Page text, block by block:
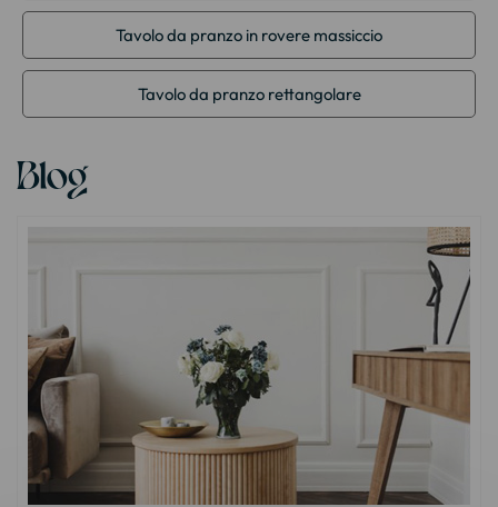
Tavolo da pranzo in rovere massiccio
Tavolo da pranzo rettangolare
Blog